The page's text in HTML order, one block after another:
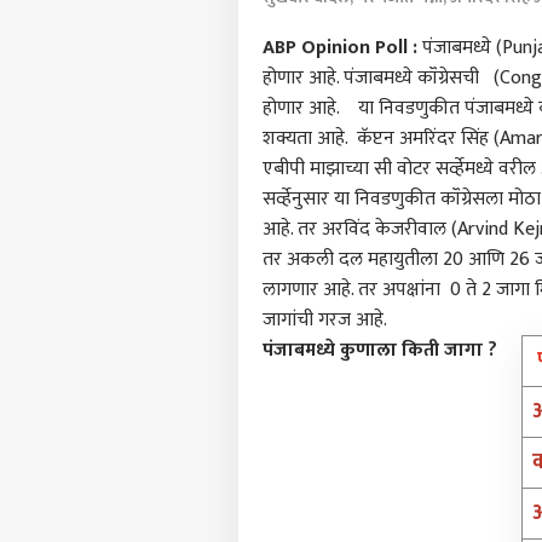
ABP Opinion Poll :पंजाबमध्ये
होणार आहे. पंजाबमध्ये कॉंग्रेसची
होणार आहे. या निवडणुकीत पंजाबमध्ये
शक्यता आहे. कॅप्टन अमरिंदर सिंह
एबीपी माझाच्या सी वोटर सर्व्हेमध्ये
सर्व्हेनुसार या निवडणुकीत कॉंग्रेसला
आहे. तर अरविंद केजरीवाल (Arvind
तर अकली दल महायुतीला 20 आणि 26
लागणार आहे. तर अपक्षांना 0 ते 2 जागा
जागांची गरज आहे.
पंजाबमध्ये कुणाला किती जागा ?